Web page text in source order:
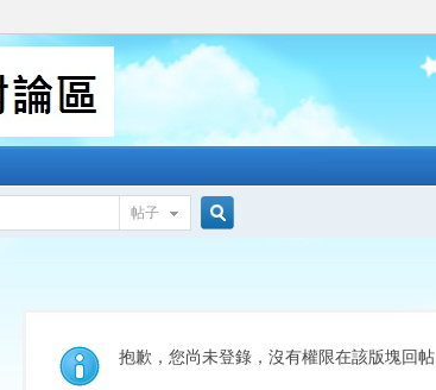
帖子
索
抱歉，您尚未登錄，沒有權限在該版塊回帖